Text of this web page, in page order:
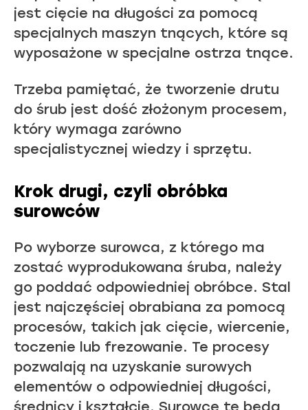
jest cięcie na długości za pomocą
specjalnych maszyn tnących, które są
wyposażone w specjalne ostrza tnące.
Trzeba pamiętać, że tworzenie drutu
do śrub jest dość złożonym procesem,
który wymaga zarówno
specjalistycznej wiedzy i sprzętu.
Krok drugi, czyli obróbka
surowców
Po wyborze surowca, z którego ma
zostać wyprodukowana śruba, należy
go poddać odpowiedniej obróbce. Stal
jest najczęściej obrabiana za pomocą
procesów, takich jak cięcie, wiercenie,
toczenie lub frezowanie. Te procesy
pozwalają na uzyskanie surowych
elementów o odpowiedniej długości,
średnicy i kształcie. Surowce te będą